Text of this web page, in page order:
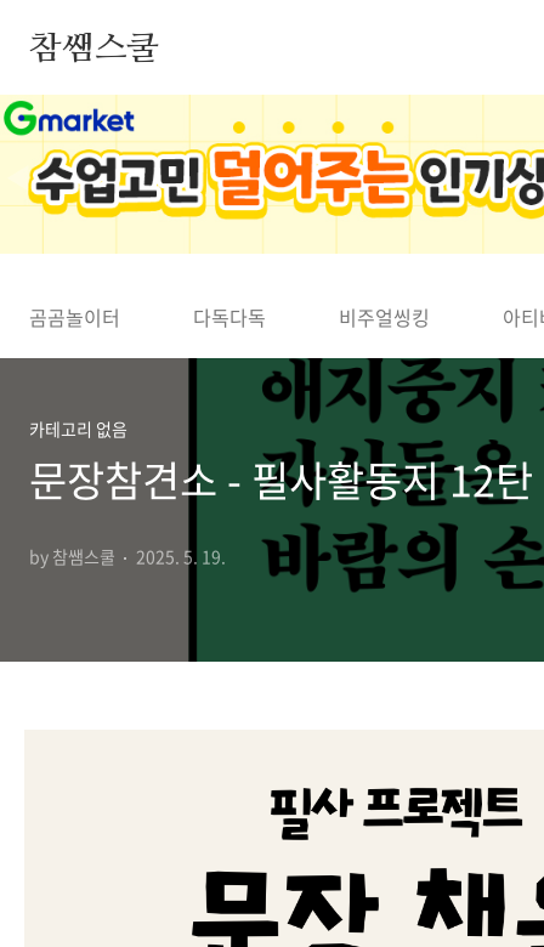
참쌤스쿨
◀
곰곰놀이터 다독다독 비주얼씽킹 아
카테고리 없음
문장참견소 - 필사활동지 12탄
by 참쌤스쿨 2025. 5. 19.